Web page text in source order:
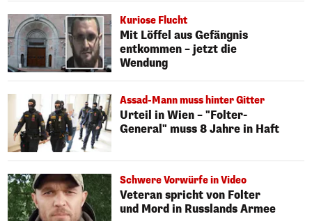
Kuriose Flucht
Mit Löffel aus Gefängnis
entkommen – jetzt die
Wendung
Assad-Mann muss hinter Gitter
Urteil in Wien – "Folter-
General" muss 8 Jahre in Haft
Schwere Vorwürfe in Video
Veteran spricht von Folter
und Mord in Russlands Armee